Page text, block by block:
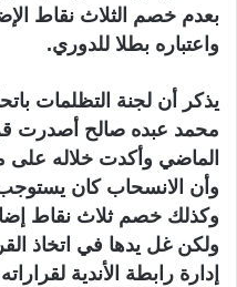
بعدم خصم الثلاث نقاط
واعتباره بطلا للدوري.
يذكر أن لجنة التظلمات
محمد عبده صالح أصدرت
الماضي وأكدت خلاله على
وأن الانسحاب كان
وكذلك خصم ثلاث نقاط
ولكن غل يدها في اتخاذ
إدارة رابطة الأندية